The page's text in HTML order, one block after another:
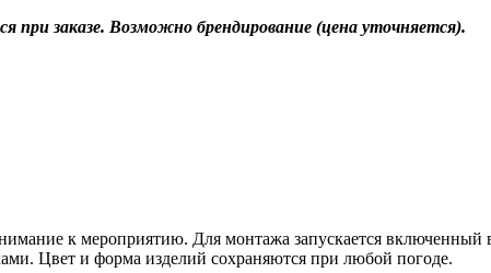
при заказе. Возможно брендирование (цена уточняется).
к мероприятию. Для монтажа запускается включенный
Цвет и форма изделий сохраняются при любой погоде.